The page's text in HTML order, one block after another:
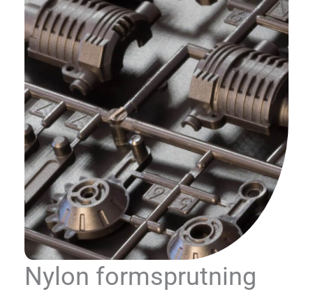
Nylon formsprutning